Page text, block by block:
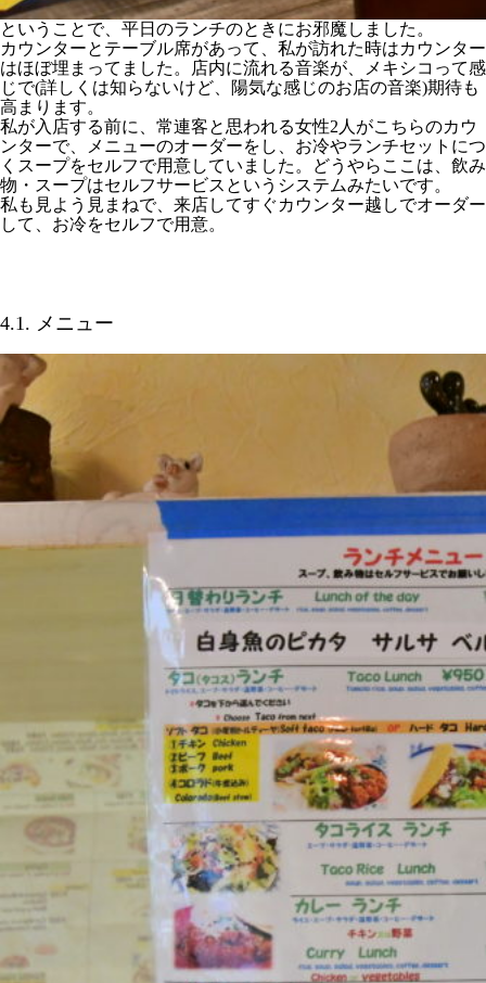
ということで、平日のランチのときにお邪魔しました。
カウンターとテーブル席があって、私が訪れた時はカウンター
はほぼ埋まってました。店内に流れる音楽が、メキシコって感
じで(詳しくは知らないけど、陽気な感じのお店の音楽)期待も
高まります。
私が入店する前に、常連客と思われる女性2人がこちらのカウ
ンターで、メニューのオーダーをし、お冷やランチセットにつ
くスープをセルフで用意していました。どうやらここは、飲み
物・スープはセルフサービスというシステムみたいです。
私も見よう見まねで、来店してすぐカウンター越しでオーダー
して、お冷をセルフで用意。
4.1. メニュー